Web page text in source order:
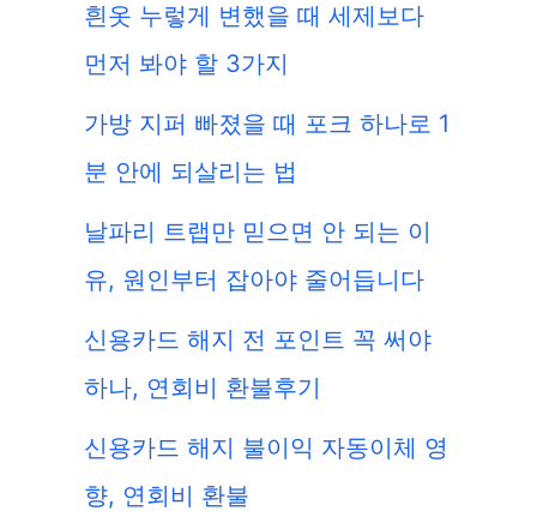
흰옷 누렇게 변했을 때 세제보다
먼저 봐야 할 3가지
가방 지퍼 빠졌을 때 포크 하나로 1
분 안에 되살리는 법
날파리 트랩만 믿으면 안 되는 이
유, 원인부터 잡아야 줄어듭니다
신용카드 해지 전 포인트 꼭 써야
하나, 연회비 환불후기
신용카드 해지 불이익 자동이체 영
향, 연회비 환불